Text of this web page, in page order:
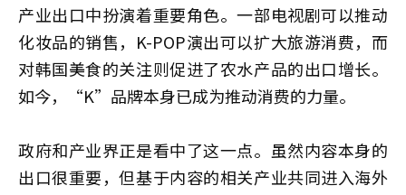
产业出口中扮演着重要角色。一部电视剧可以推动
化妆品的销售，K-POP演出可以扩大旅游消费，而
对韩国美食的关注则促进了农水产品的出口增长。
如今，“K”品牌本身已成为推动消费的力量。
政府和产业界正是看中了这一点。虽然内容本身的
出口很重要，但基于内容的相关产业共同进入海外